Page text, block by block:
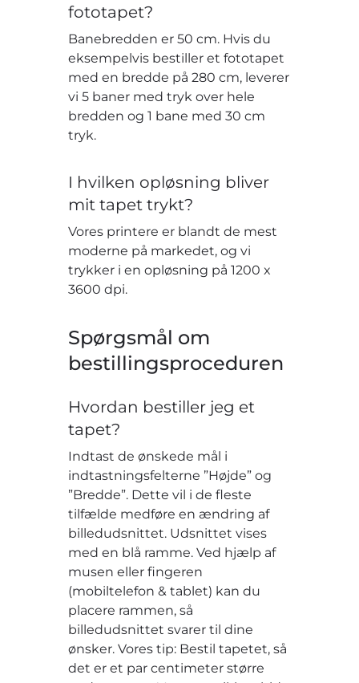
fototapet?
Banebredden er 50 cm. Hvis du
eksempelvis bestiller et fototapet
med en bredde på 280 cm, leverer
vi 5 baner med tryk over hele
bredden og 1 bane med 30 cm
tryk.
I hvilken opløsning bliver
mit tapet trykt?
Vores printere er blandt de mest
moderne på markedet, og vi
trykker i en opløsning på 1200 x
3600 dpi.
Spørgsmål om
bestillingsproceduren
Hvordan bestiller jeg et
tapet?
Indtast de ønskede mål i
indtastningsfelterne ”Højde” og
”Bredde”. Dette vil i de fleste
tilfælde medføre en ændring af
billedudsnittet. Udsnittet vises
med en blå ramme. Ved hjælp af
musen eller fingeren
(mobiltelefon & tablet) kan du
placere rammen, så
billedudsnittet svarer til dine
ønsker. Vores tip: Bestil tapetet, så
det er et par centimeter større